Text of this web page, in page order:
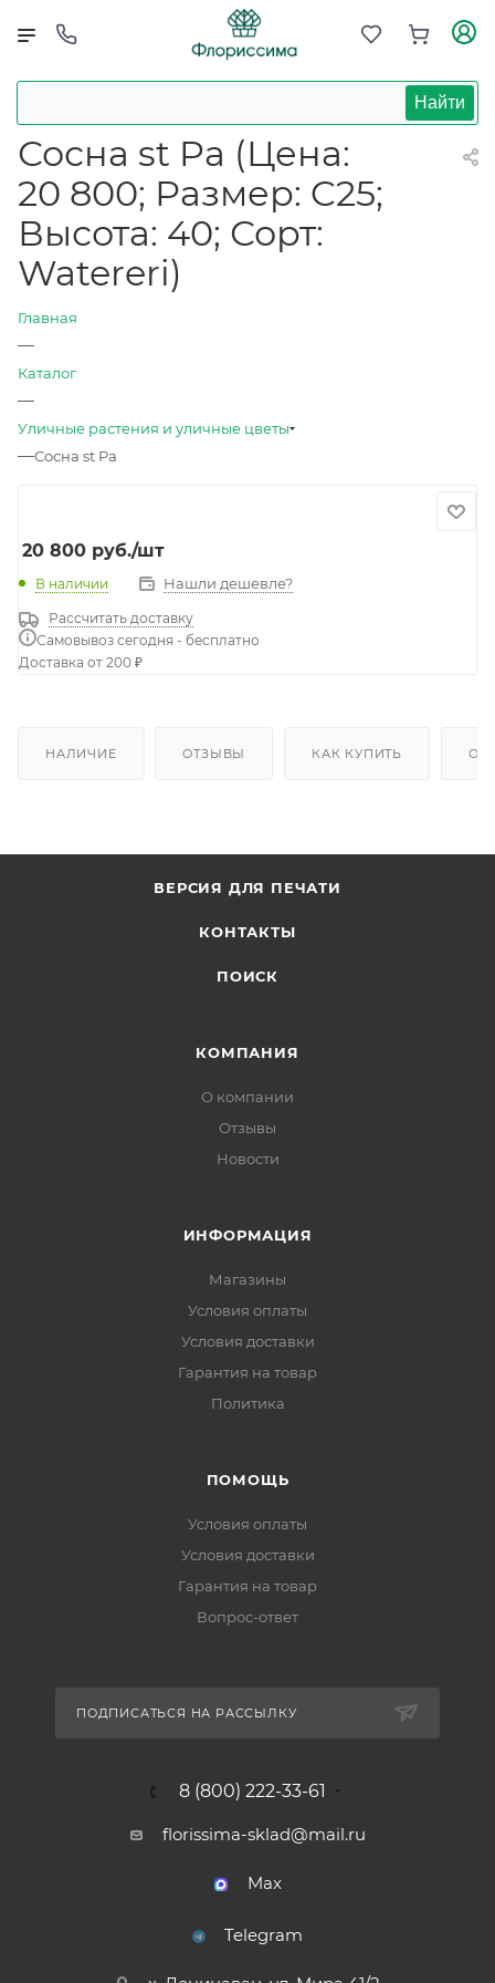
Найти
Сосна st Pa (Цена:
20 800; Размер: C25;
Высота: 40; Сорт:
Watereri)
Главная
—
Каталог
—
Уличные растения и уличные цветы
—Сосна st Pa
20 800 руб./шт
В наличии Нашли дешевле?
Рассчитать доставку
Самовывоз сегодня - бесплатно
Доставка от 200 ₽
НАЛИЧИЕ ОТЗЫВЫ КАК КУПИТЬ
ВЕРСИЯ ДЛЯ ПЕЧАТИ
КОНТАКТЫ
ПОИСК
КОМПАНИЯ
О компании
Отзывы
Новости
ИНФОРМАЦИЯ
Магазины
Условия оплаты
Условия доставки
Гарантия на товар
Политика
ПОМОЩЬ
Условия оплаты
Условия доставки
Гарантия на товар
Вопрос-ответ
ПОДПИСАТЬСЯ НА РАССЫЛКУ
8 (800) 222-33-61
florissima-sklad@mail.ru
Max
Telegram